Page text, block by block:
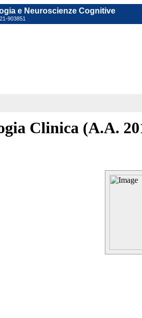
e Neuroscienze Cognitive
903851
Clinica (A.A.